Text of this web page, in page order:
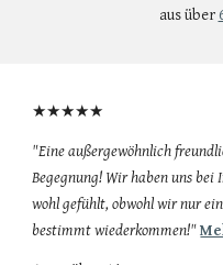
aus über
★★★★★
"Eine außergewöhnlich
Begegnung! Wir haben uns
wohl gefühlt, obwohl wir nur
bestimmt wiederkommen!"